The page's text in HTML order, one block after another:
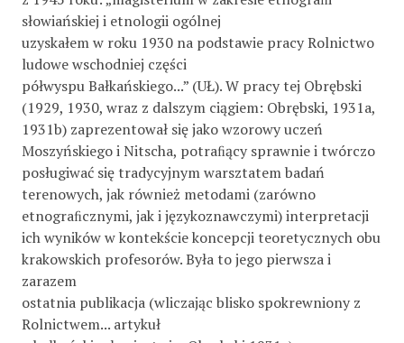
słowiańskiej i etnologii ogólnej
uzyskałem w roku 1930 na podstawie pracy Rolnictwo
ludowe wschodniej części
półwyspu Bałkańskiego...” (UŁ). W pracy tej Obrębski
(1929, 1930, wraz z dalszym ciągiem: Obrębski, 1931a,
1931b) zaprezentował się jako wzorowy uczeń
Moszyńskiego i Nitscha, potraﬁący sprawnie i twórczo
posługiwać się tradycyjnym warsztatem badań
terenowych, jak również metodami (zarówno
etnograﬁcznymi, jak i językoznawczymi) interpretacji
ich wyników w kontekście koncepcji teoretycznych obu
krakowskich profesorów. Była to jego pierwsza i
zarazem
ostatnia publikacja (wliczając blisko spokrewniony z
Rolnictwem... artykuł